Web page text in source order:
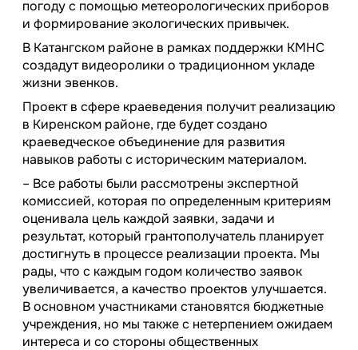
погоду с помощью метеорологических приборов
и формирование экологических привычек.
В Катангском районе в рамках поддержки КМНС
создадут видеоролики о традиционном укладе
жизни эвенков.
Проект в сфере краеведения получит реализацию
в Киренском районе, где будет создано
краеведческое объединение для развития
навыков работы с историческим материалом.
– Все работы были рассмотрены экспертной
комиссией, которая по определенным критериям
оценивала цель каждой заявки, задачи и
результат, который грантополучатель планирует
достигнуть в процессе реализации проекта. Мы
рады, что с каждым годом количество заявок
увеличивается, а качество проектов улучшается.
В основном участниками становятся бюджетные
учреждения, но мы также с нетерпением ожидаем
интереса и со стороны общественных